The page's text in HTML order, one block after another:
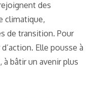
des
climatique,
de transition. Pour
Elle pousse à
à bâtir un avenir plus